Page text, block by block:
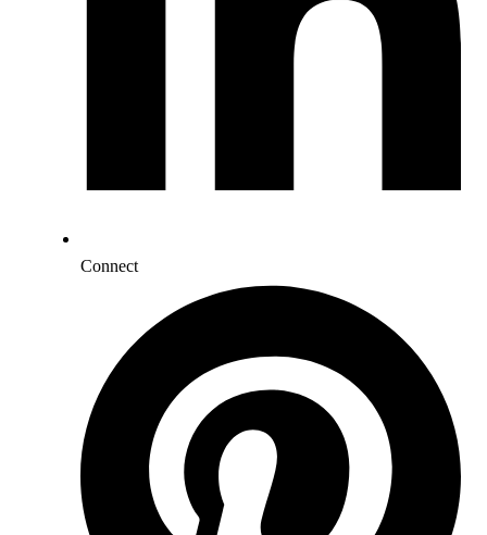
Connect